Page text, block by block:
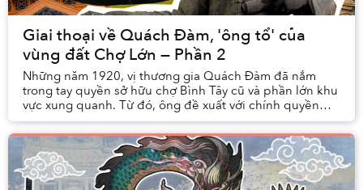
Giai thoại về Quách Đàm, 'ông tổ' của
vùng đất Chợ Lớn — Phần 2
Những năm 1920, vị thương gia Quách Đàm đã nắm
trong tay quyền sở hữu chợ Bình Tây cũ và phần lớn khu
vực xung quanh. Từ đó, ông đề xuất với chính quyền
thuộc địa phá bỏ những tòa nhà hiện c...